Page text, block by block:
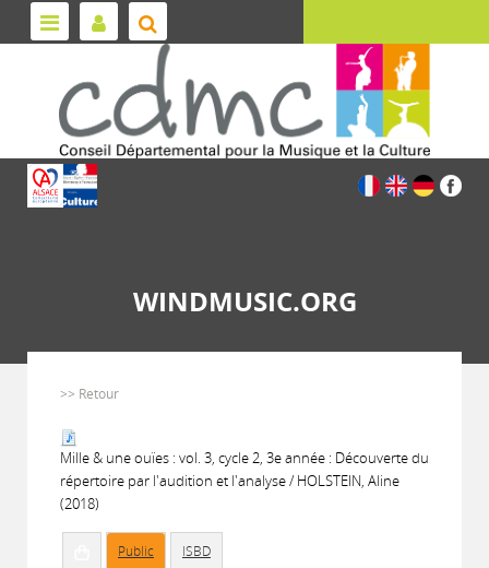
WINDMUSIC.ORG
>> Retour
Mille & une ouïes : vol. 3, cycle 2, 3e année : Découverte du
répertoire par l'audition et l'analyse / HOLSTEIN, Aline
(2018)
Public ISBD